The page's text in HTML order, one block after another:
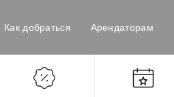
Как добраться Арендаторам